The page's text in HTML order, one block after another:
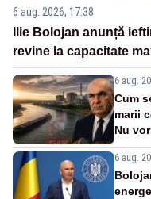
6 aug. 2026, 17:38
Ilie Bolojan anunță
revine la capacitate
6 aug.
Cum
marii
Nu
6 aug.